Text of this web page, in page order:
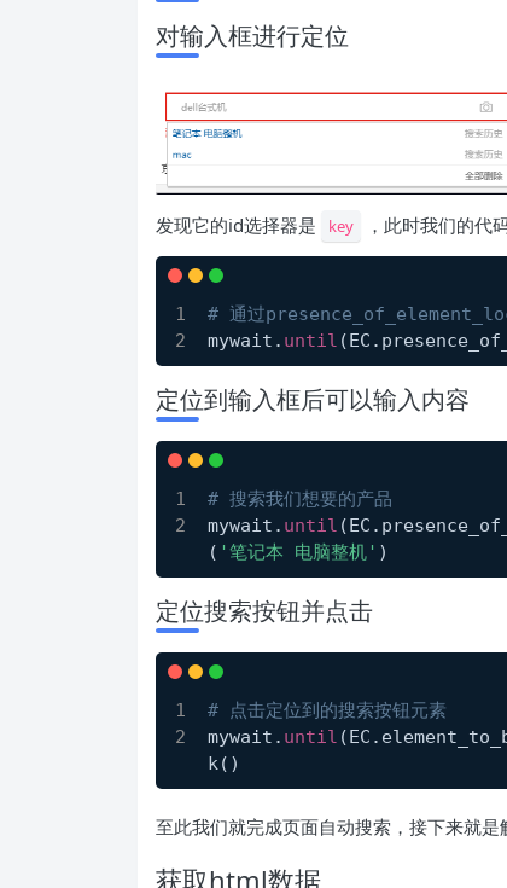
对输入框进行定位
发现它的id选择器是 key ，此时我们的代
# 通过
mywait. until
定位到输入框后可以输入内容
# 搜索我们想要的产品
mywait. until
( '笔记本 电脑整机' )
定位搜索按钮并点击
# 点击定位到的搜索按钮元素
mywait. until
k()
至此我们就完成页面自动搜索，接下来就是
获取html数据